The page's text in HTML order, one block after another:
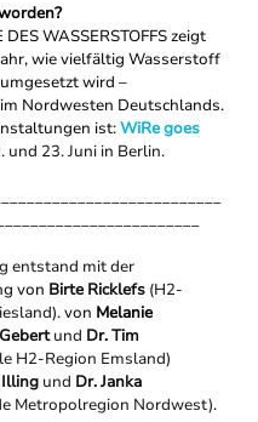
DES WASSERSTOFFS zeigt
wie vielfältig Wasserstoff
wird –
Nordwesten Deutschlands.
ist: WiRe goes
und 23. Juni in Berlin.
entstand mit der
von Birte Ricklefs (H2-
von Melanie
und Dr. Tim
H2-Region Emsland)
Illing und Dr. Janka
Metropolregion Nordwest).